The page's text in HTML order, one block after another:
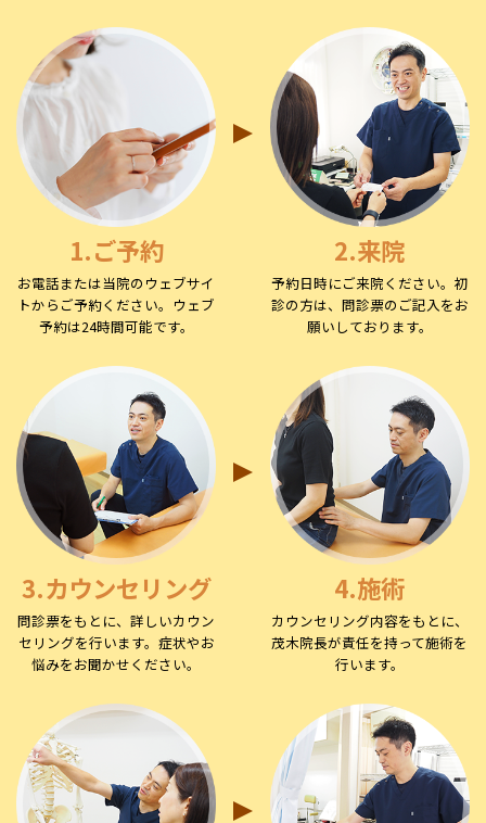
1.ご予約
お電話または当院のウェブサイ
トからご予約ください。ウェブ
予約は24時間可能です。
2.来院
予約日時にご来院ください。初
診の方は、問診票のご記入をお
願いしております。
3.カウンセリング
問診票をもとに、詳しいカウン
セリングを行います。症状やお
悩みをお聞かせください。
4.施術
カウンセリング内容をもとに、
茂木院長が責任を持って施術を
行います。